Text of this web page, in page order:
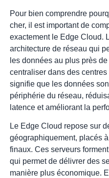
Pour bien comprendre
cher, il est important de
exactement le Edge Cloud.
architecture de réseau qui
les données au plus près
centraliser dans des
signifie que les données
périphérie du réseau,
latence et améliorant la
Le Edge Cloud repose sur
géographiquement, placés
finaux. Ces serveurs
qui permet de délivrer des
manière plus économique.